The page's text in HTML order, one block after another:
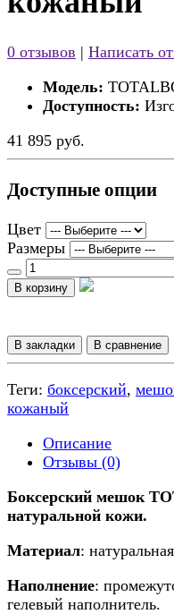
0 отзывов | Написать
Модель:
Доступность:
41 895 руб.
Доступные опции
Цвет
Размеры
В корзину
В закладки В сравнение
Теги: боксерский,
кожаный
Описание
Отзывы (0)
Боксерский мешок
натуральной кожи.
Материал:
Наполнение:
гелевый наполнитель.